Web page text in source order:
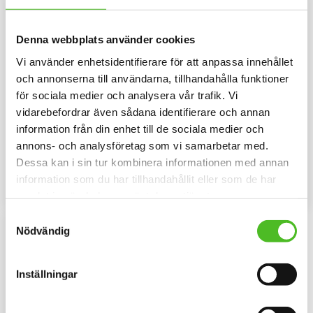
Denna webbplats använder cookies
Vi använder enhetsidentifierare för att anpassa innehållet
och annonserna till användarna, tillhandahålla funktioner
för sociala medier och analysera vår trafik. Vi
vidarebefordrar även sådana identifierare och annan
information från din enhet till de sociala medier och
annons- och analysföretag som vi samarbetar med.
Dessa kan i sin tur kombinera informationen med annan
information som du har tillhandahållit eller som de har
Nödvändig
Inställningar
Hoodie med Wachtelhund
Luvtröja med ett
Wachtelhundsmotiv tryckt på
cm.
429 SEK
Pannband med
Wachtelhund
Pannband i kraftig Bomull /
Elastan med ett siluettmotiv av
en Wachtelhund.
109SEK